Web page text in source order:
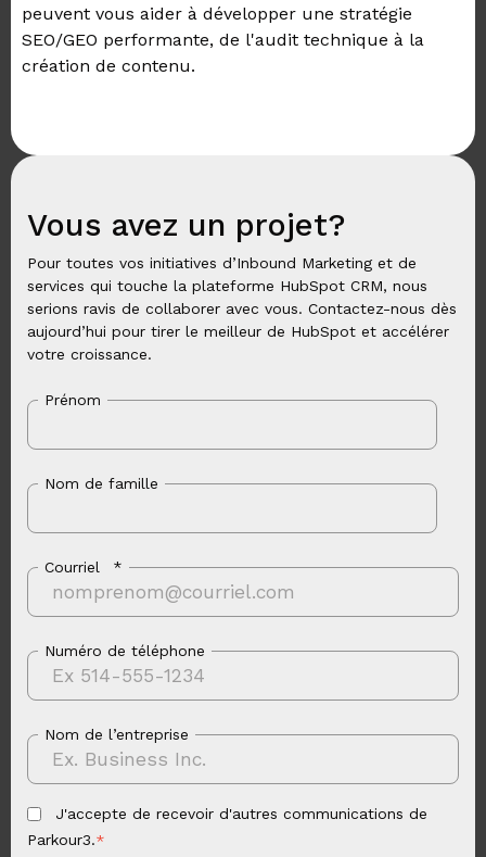
peuvent vous aider à développer une stratégie
SEO/GEO performante, de l'audit technique à la
création de contenu.
Vous avez un projet?
Pour toutes vos initiatives d’Inbound Marketing et de
services qui touche la plateforme HubSpot CRM, nous
serions ravis de collaborer avec vous. Contactez-nous dès
aujourd’hui pour tirer le meilleur de HubSpot et accélérer
votre croissance.
Prénom
Nom de famille
Courriel *
Numéro de téléphone
Nom de l’entreprise
J'accepte de recevoir d'autres communications de
Parkour3.*